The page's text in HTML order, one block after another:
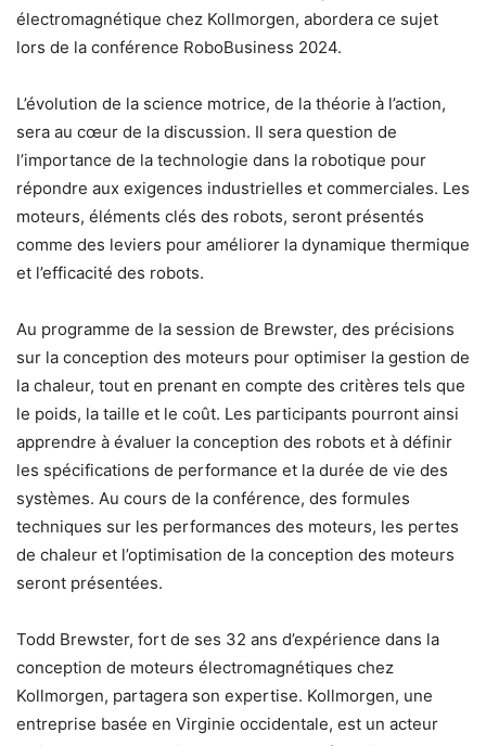
électromagnétique chez Kollmorgen, abordera ce sujet
lors de la conférence RoboBusiness 2024.
L’évolution de la science motrice, de la théorie à l’action,
sera au cœur de la discussion. Il sera question de
l’importance de la technologie dans la robotique pour
répondre aux exigences industrielles et commerciales. Les
moteurs, éléments clés des robots, seront présentés
comme des leviers pour améliorer la dynamique thermique
et l’efficacité des robots.
Au programme de la session de Brewster, des précisions
sur la conception des moteurs pour optimiser la gestion de
la chaleur, tout en prenant en compte des critères tels que
le poids, la taille et le coût. Les participants pourront ainsi
apprendre à évaluer la conception des robots et à définir
les spécifications de performance et la durée de vie des
systèmes. Au cours de la conférence, des formules
techniques sur les performances des moteurs, les pertes
de chaleur et l’optimisation de la conception des moteurs
seront présentées.
Todd Brewster, fort de ses 32 ans d’expérience dans la
conception de moteurs électromagnétiques chez
Kollmorgen, partagera son expertise. Kollmorgen, une
entreprise basée en Virginie occidentale, est un acteur